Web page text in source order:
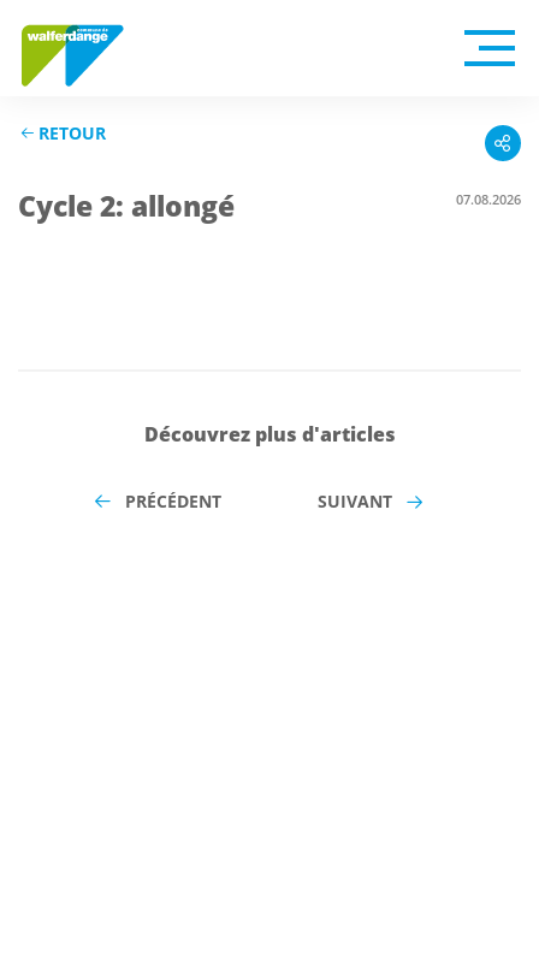
RETOUR
Cycle 2: allongé 07.08.2026
Découvrez plus d'articles
PRÉCÉDENT SUIVANT